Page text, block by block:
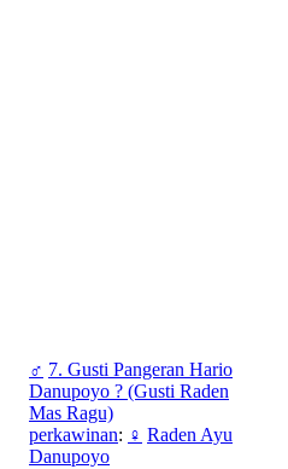
♂ 7. Gusti Pangeran Hario
Danupoyo ? (Gusti Raden
Mas Ragu)
perkawinan: ♀ Raden Ayu
Danupoyo